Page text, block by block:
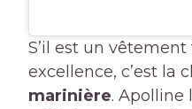
S’il est un
excellence, c’est la
marinière. Apolline